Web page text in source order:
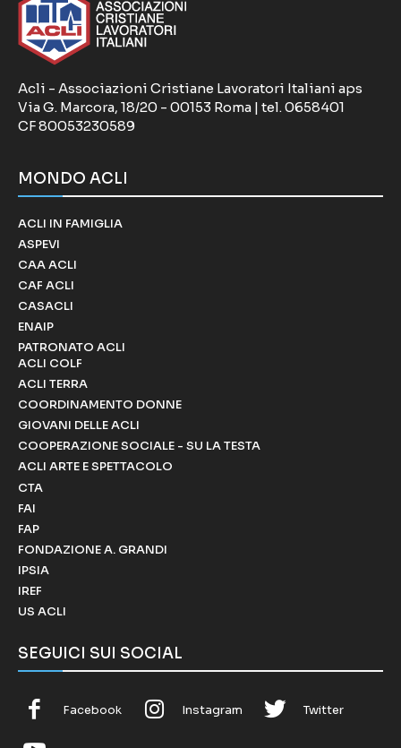
Acli - Associazioni Cristiane Lavoratori Italiani aps
Via G. Marcora, 18/20 - 00153 Roma | tel. 0658401
CF 80053230589
MONDO ACLI
ACLI IN FAMIGLIA
ASPEVI
CAA ACLI
CAF ACLI
CASACLI
ENAIP
PATRONATO ACLI
ACLI COLF
ACLI TERRA
COORDINAMENTO DONNE
GIOVANI DELLE ACLI
COOPERAZIONE SOCIALE - SU LA TESTA
ACLI ARTE E SPETTACOLO
CTA
FAI
FAP
FONDAZIONE A. GRANDI
IPSIA
IREF
US ACLI
SEGUICI SUI SOCIAL
Facebook Instagram Twitter